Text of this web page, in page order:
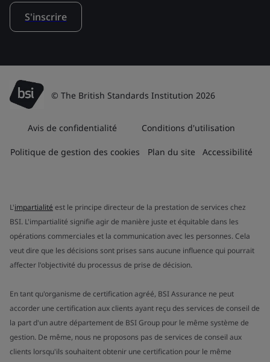
S'inscrire
© The British Standards Institution 2026
Avis de confidentialité Conditions d'utilisation
Politique de gestion des cookies Plan du site Accessibilité
L'impartialité est le principe directeur de la prestation de services chez
BSI. L'impartialité signifie agir de manière juste et équitable dans les
opérations commerciales et la communication avec les personnes. Cela
veut dire que les décisions sont prises sans aucune influence qui pourrait
affecter l'objectivité du processus de prise de décision.
En tant qu'organisme de certification agréé, BSI Assurance ne peut
accorder une certification aux clients ayant reçu des services de conseil de
la part d'un autre département de BSI Group pour le même système de
gestion. De même, nous ne proposons pas de services de conseil aux
clients lorsqu'ils souhaitent obtenir une certification pour le même